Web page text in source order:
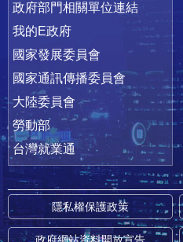
政府部門相關單位連結
我的E政府
國家發展委員會
國家通訊傳播委員會
大陸委員會
勞動部
台灣就業通
隱私權保護政策